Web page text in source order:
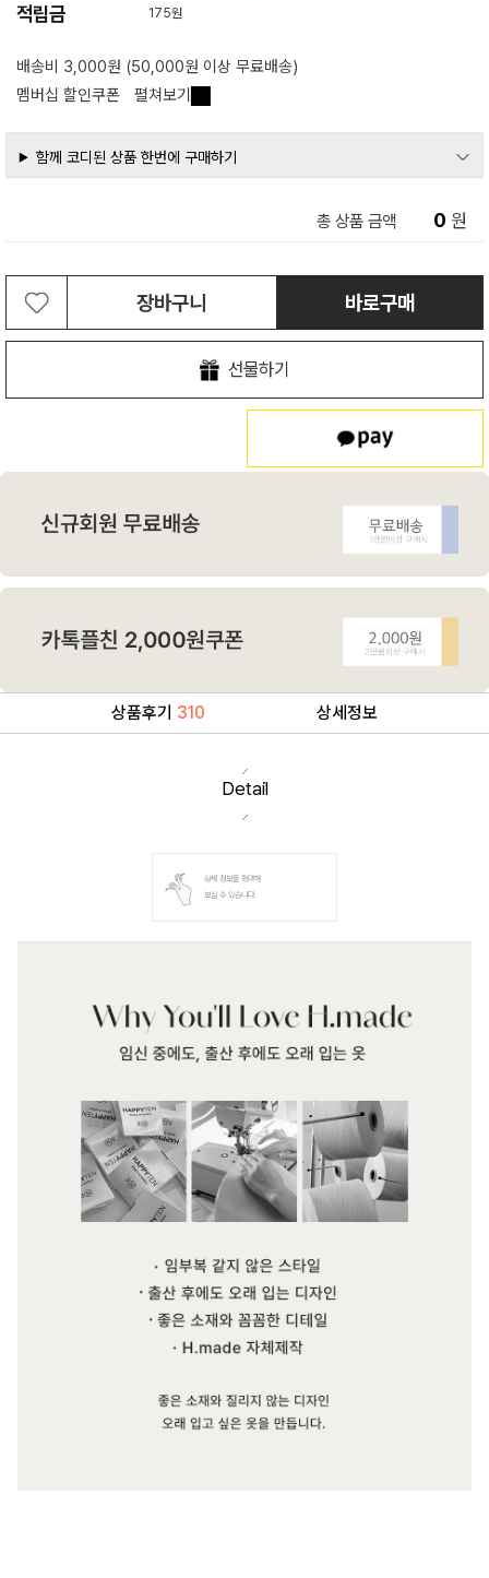
적립금 175원
배송비 3,000원 (50,000원 이상 무료배송)
멤버십 할인쿠폰
펼쳐보기
함께 코디된 상품 한번에 구매하기
총 상품 금액 0 원
장바구니 바로구매
선물하기
상품후기 310 상세정보
Detail
상세 정보를 확대해
보실 수 있습니다.